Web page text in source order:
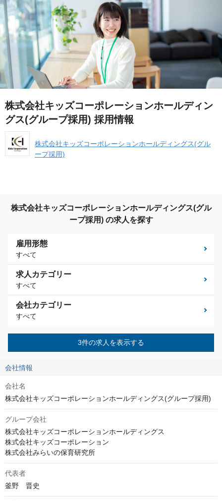
株式会社キッズコーポレーションホールディン
グス(グループ採用) 採用情報
株式会社キッズコーポレーションホールディングス(グル
ープ採用)
株式会社キッズコーポレーションホールディングス(グル
ープ採用) の求人を探す
雇用形態
すべて
求人カテゴリー
すべて
会社カテゴリー
すべて
3件の求人を表示する
会社情報
会社名
株式会社キッズコーポレーションホールディングス(グループ採用)
グループ会社
株式会社キッズコーポレーションホールディングス
株式会社キッズコーポレーション
株式会社みらいの保育研究所
代表者
釜野　晋史